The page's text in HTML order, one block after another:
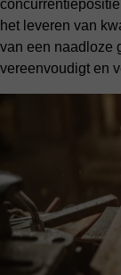
het leveren van
van een naadloze
vereenvoudigt en